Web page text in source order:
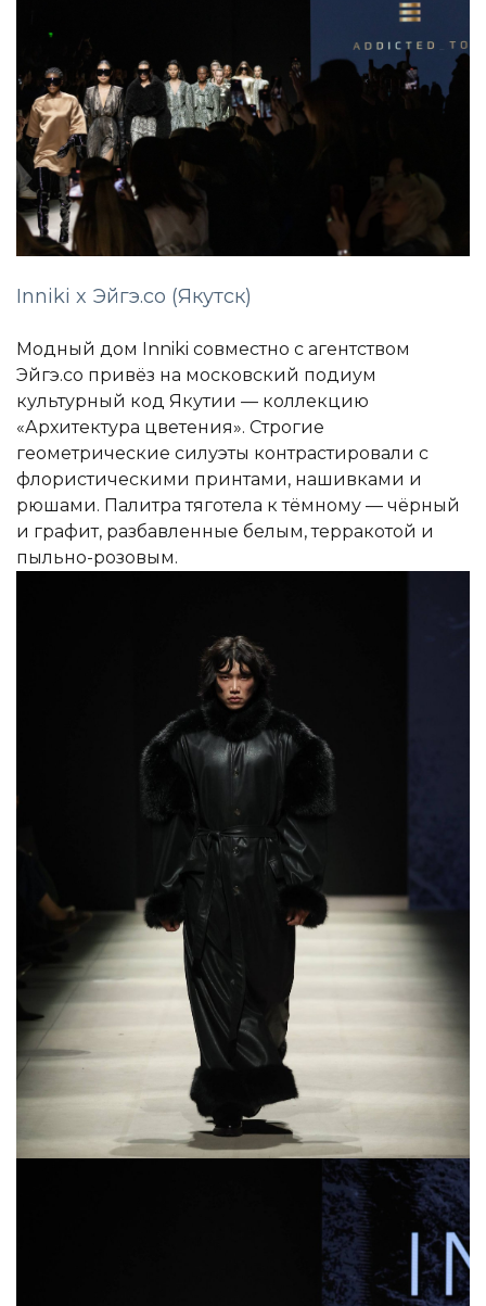
Inniki x Эйгэ.со (Якутск)
Модный дом Inniki совместно с агентством
Эйгэ.со привёз на московский подиум
культурный код Якутии — коллекцию
«Архитектура цветения». Строгие
геометрические силуэты контрастировали с
флористическими принтами, нашивками и
рюшами. Палитра тяготела к тёмному — чёрный
и графит, разбавленные белым, терракотой и
пыльно-розовым.